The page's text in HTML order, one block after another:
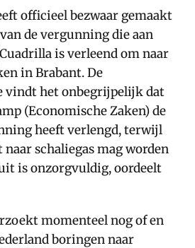
officieel bezwaar gemaakt
de vergunning die aan
is verleend om naar
in Brabant. De
vindt het onbegrijpelijk dat
(Economische Zaken) de
heeft verlengd, terwijl
schaliegas mag worden
is onzorgvuldig, oordeelt
momenteel nog of en
boringen naar